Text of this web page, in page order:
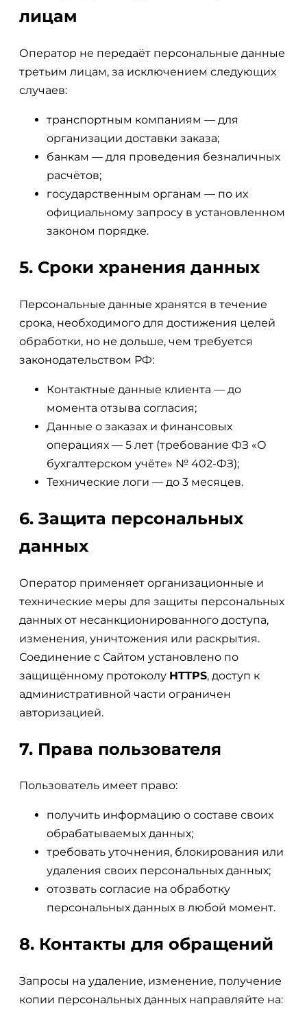
лицам
Оператор не передаёт персональные данные
третьим лицам, за исключением следующих
случаев:
транспортным компаниям — для
организации доставки заказа;
банкам — для проведения безналичных
расчётов;
государственным органам — по их
официальному запросу в установленном
законом порядке.
5. Сроки хранения данных
Персональные данные хранятся в течение
срока, необходимого для достижения целей
обработки, но не дольше, чем требуется
законодательством РФ:
Контактные данные клиента — до
момента отзыва согласия;
Данные о заказах и финансовых
операциях — 5 лет (требование ФЗ «О
бухгалтерском учёте» № 402-ФЗ);
Технические логи — до 3 месяцев.
6. Защита персональных
данных
Оператор применяет организационные и
технические меры для защиты персональных
данных от несанкционированного доступа,
изменения, уничтожения или раскрытия.
Соединение с Сайтом установлено по
защищённому протоколу HTTPS, доступ к
административной части ограничен
авторизацией.
7. Права пользователя
Пользователь имеет право:
получить информацию о составе своих
обрабатываемых данных;
требовать уточнения, блокирования или
удаления своих персональных данных;
отозвать согласие на обработку
персональных данных в любой момент.
8. Контакты для обращений
Запросы на удаление, изменение, получение
копии персональных данных направляйте на: